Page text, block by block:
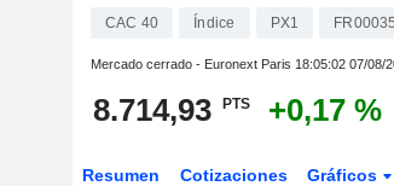
CAC 40 Índice PX1
Mercado cerrado - Euronext Paris 18:05:02 07/08/
8.714,93 PTS +0,17 %
Resumen Cotizaciones Gráficos